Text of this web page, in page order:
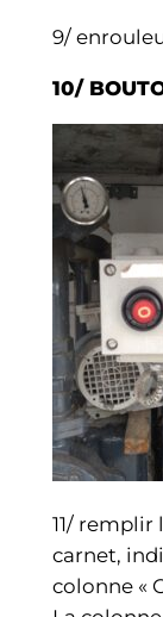
9/
10/
11/
carnet,
colonne «